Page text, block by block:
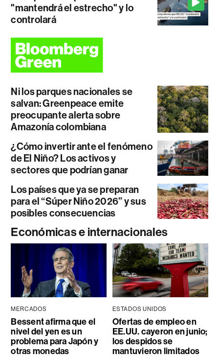
"mantendrá el estrecho" y lo
controlará
Ni los parques nacionales se
salvan: Greenpeace emite
preocupante alerta sobre
Amazonía colombiana
¿Cómo invertir ante el fenómeno
de El Niño? Los activos y
sectores que podrían ganar
Los países que ya se preparan
para el “Súper Niño 2026” y sus
posibles consecuencias
Económicas e internacionales
MERCADOS
Bessent afirma que el
nivel del yen es un
problema para Japón y
otras monedas
ESTADOS UNIDOS
Ofertas de empleo en
EE.UU. cayeron en junio;
los despidos se
mantuvieron limitados